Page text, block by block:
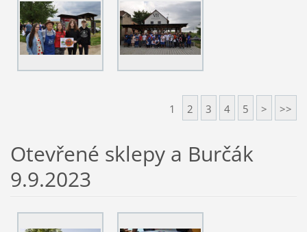
1 2 3 4 5 > >>
Otevřené sklepy a Burčák
9.9.2023